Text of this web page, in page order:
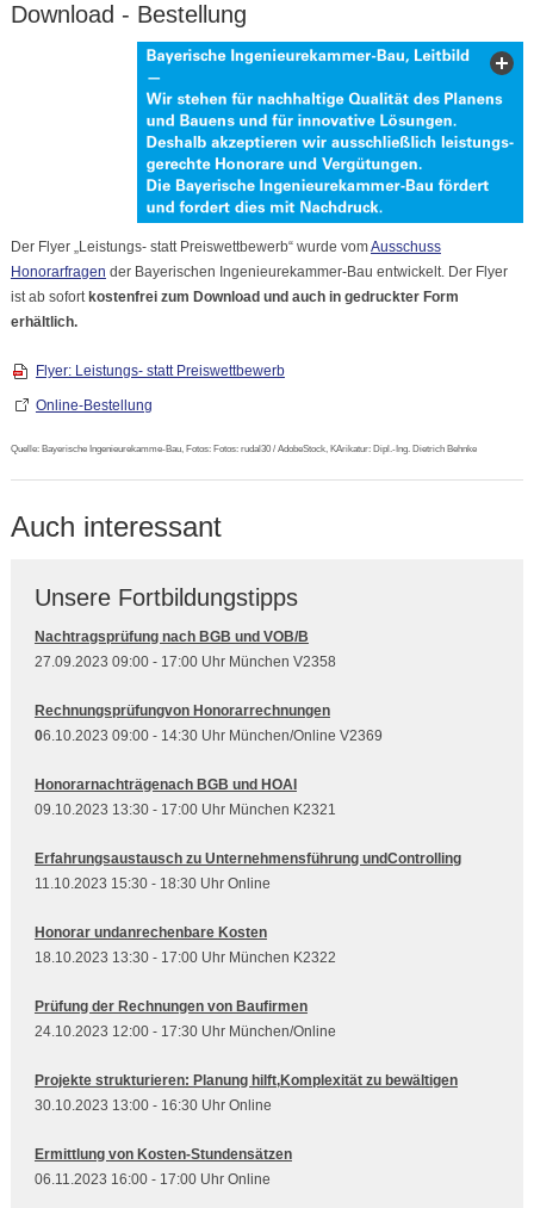
Download - Bestellung
Der Flyer „Leistungs- statt Preiswettbewerb“ wurde vomAusschuss
Honorarfragen der Bayerischen Ingenieurekammer-Bau entwickelt. Der Flyer
ist ab sofort kostenfrei zum Download und auch in gedruckter Form
erhältlich.
Flyer: Leistungs- statt Preiswettbewerb
Online-Bestellung
Quelle: Bayerische Ingenieurekamme-Bau, Fotos: Fotos: rudal30 / AdobeStock, KArikatur: Dipl.-Ing. Dietrich Behnke
Auch interessant
Unsere Fortbildungstipps
Nachtragsprüfung nach BGB und VOB/B
27.09.2023 09:00 - 17:00 Uhr München V2358
Rechnungsprüfungvon Honorarrechnungen
06.10.2023 09:00 - 14:30 Uhr München/Online V2369
Honorarnachträgenach BGB und HOAI
09.10.2023 13:30 - 17:00 Uhr München K2321
Erfahrungsaustausch zu Unternehmensführung undControlling
11.10.2023 15:30 - 18:30 Uhr Online
Honorar undanrechenbare Kosten
18.10.2023 13:30 - 17:00 Uhr München K2322
Prüfung der Rechnungen von Baufirmen
24.10.2023 12:00 - 17:30 Uhr München/Online
Projekte strukturieren: Planung hilft,Komplexität zu bewältigen
30.10.2023 13:00 - 16:30 Uhr Online
Ermittlung von Kosten-Stundensätzen
06.11.2023 16:00 - 17:00 Uhr Online